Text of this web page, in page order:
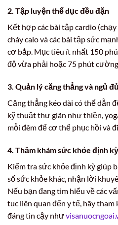
2. Tập luyện thể dục đều đặn
Kết hợp các bài tập cardio
cháy calo và các bài tập sức
cơ bắp. Mục tiêu ít nhất 150
độ vừa phải hoặc 75 phút
3. Quản lý căng thẳng và ngủ
Căng thẳng kéo dài có thể dẫn
kỹ thuật thư giãn như thiền,
mỗi đêm để cơ thể phục hồi và
4. Thăm khám sức khỏe định kỳ
Kiểm tra sức khỏe định kỳ giúp
số sức khỏe khác, nhận lời
Nếu bạn đang tìm hiểu về các
tục liên quan đến y tế, hãy
đáng tin cậy như